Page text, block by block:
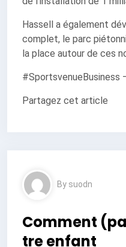
Hassell a également
complet, le parc
la place autour de ces
#SportsvenueBusiness
Partagez cet article
By suodn
Comment
tre enfant